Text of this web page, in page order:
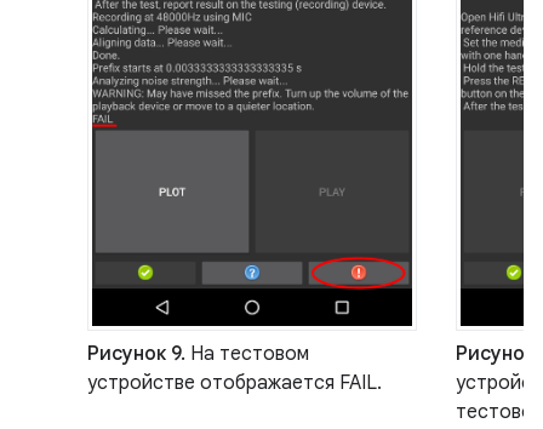
Рисунок 9. На тестовом
устройстве отображается FAIL.
Рисунок